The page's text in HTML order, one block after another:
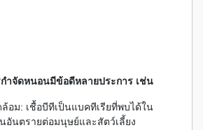
ำจัดหนอนมีข้อดีหลายประการ เช่น
อม: เชื้อบีทีเป็นแบคทีเรียที่พบได้ใน
อันตรายต่อมนุษย์และสัตว์เลี้ยง